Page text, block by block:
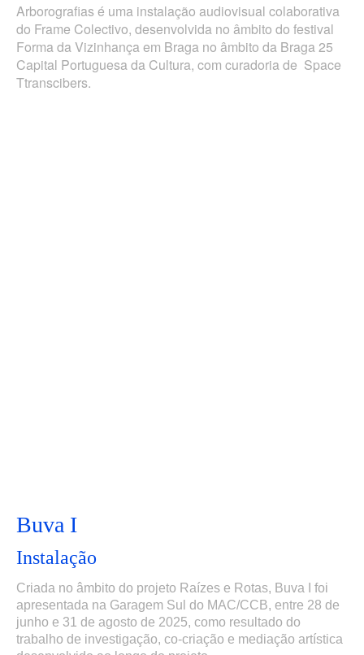
Arborografias é uma instalação audiovisual colaborativa
do Frame Colectivo, desenvolvida no âmbito do festival
Forma da Vizinhança em Braga no âmbito da Braga 25
Capital Portuguesa da Cultura, com curadoria de Space
Ttranscibers.
Buva I
Instalação
Criada no âmbito do projeto Raízes e Rotas, Buva I foi
apresentada na Garagem Sul do MAC/CCB, entre 28 de
junho e 31 de agosto de 2025, como resultado do
trabalho de investigação, co-criação e mediação artística